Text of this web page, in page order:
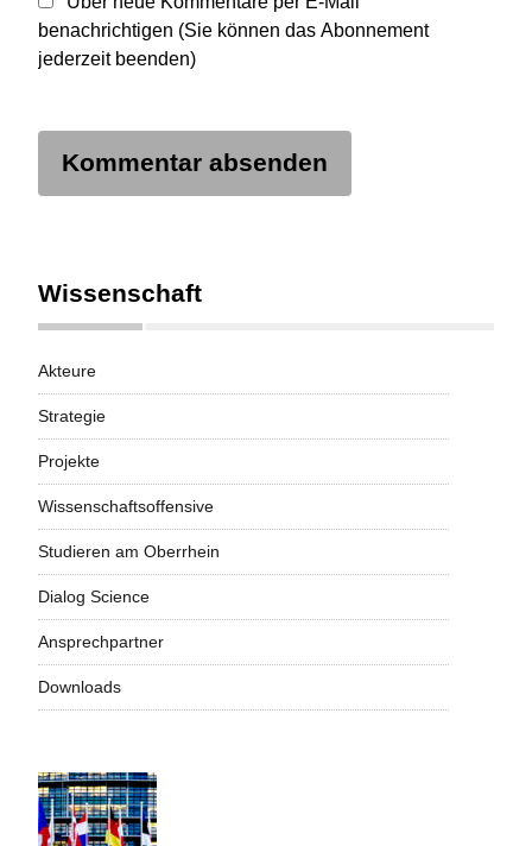
benachrichtigen (Sie können das Abonnement
jederzeit beenden)
Kommentar absenden
Wissenschaft
Akteure
Strategie
Projekte
Wissenschaftsoffensive
Studieren am Oberrhein
Dialog Science
Ansprechpartner
Downloads